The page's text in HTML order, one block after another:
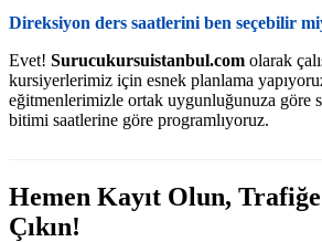
Direksiyon ders saatlerini ben seçebilir
Evet! Surucukursuistanbul.com olarak
kursiyerlerimiz için esnek planlama
eğitmenlerimizle ortak uygunluğunuza göre
bitimi saatlerine göre programlıyoruz.
Hemen Kayıt Olun,
Çıkın!